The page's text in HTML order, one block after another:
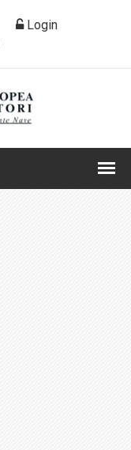
Login